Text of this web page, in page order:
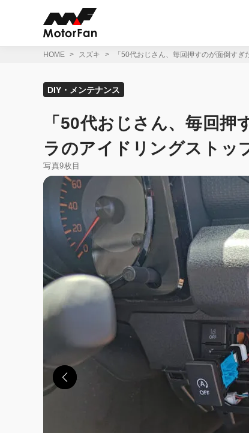
HOME スズキ 「50代おじさん、毎回押すのが面倒す
DIY・メンテナンス
「50代おじさん、毎回
ラのアイドリングストッ
写真9枚目